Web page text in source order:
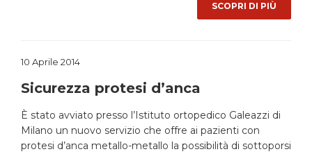
SCOPRI DI PIÙ
10 Aprile 2014
Sicurezza protesi d’anca
È stato avviato presso l’Istituto ortopedico Galeazzi di
Milano un nuovo servizio che offre ai pazienti con
protesi d’anca metallo-metallo la possibilità di sottoporsi